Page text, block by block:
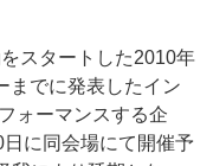
スタートした2010年
までに発表したイン
ォーマンスする企
に同会場にて開催予